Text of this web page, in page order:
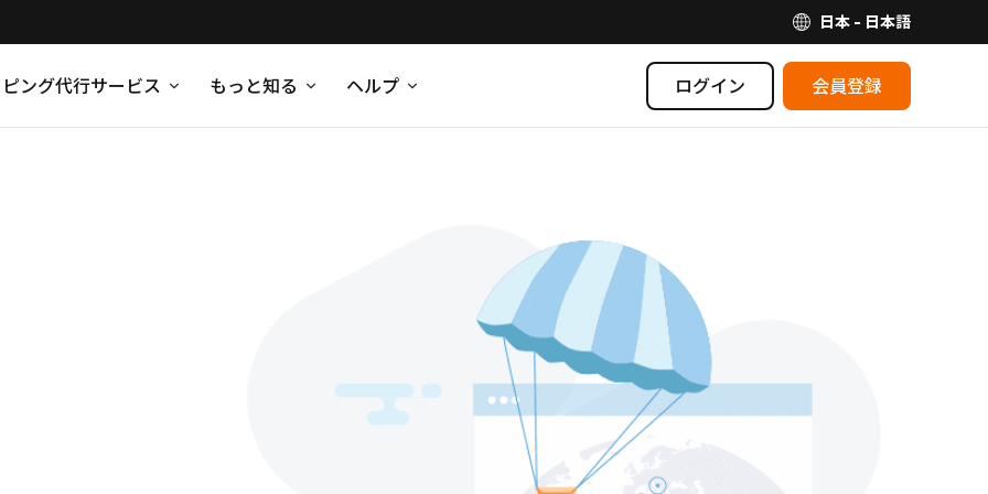
日本 - 日本語
ング代行サービス もっと知る ヘルプ ログイン 会員登録